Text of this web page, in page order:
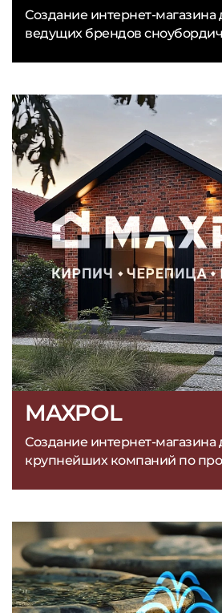
MAXPOL
Создание интернет-магазина
крупнейших компаний по
Создание интернет-магазина
ведущих брендов